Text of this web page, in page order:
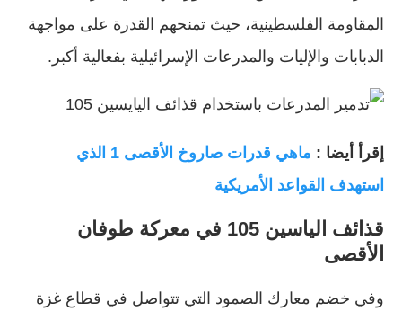
المقاومة الفلسطينية، حيث تمنحهم القدرة على مواجهة
الدبابات والإليات والمدرعات الإسرائيلية بفعالية أكبر.
إقرأ أيضا :
ماهي قدرات صاروخ الأقصى 1 الذي
استهدف القواعد الأمريكية
قذائف الياسين 105 في معركة طوفان
الأقصى
وفي خضم معارك الصمود التي تتواصل في قطاع غزة